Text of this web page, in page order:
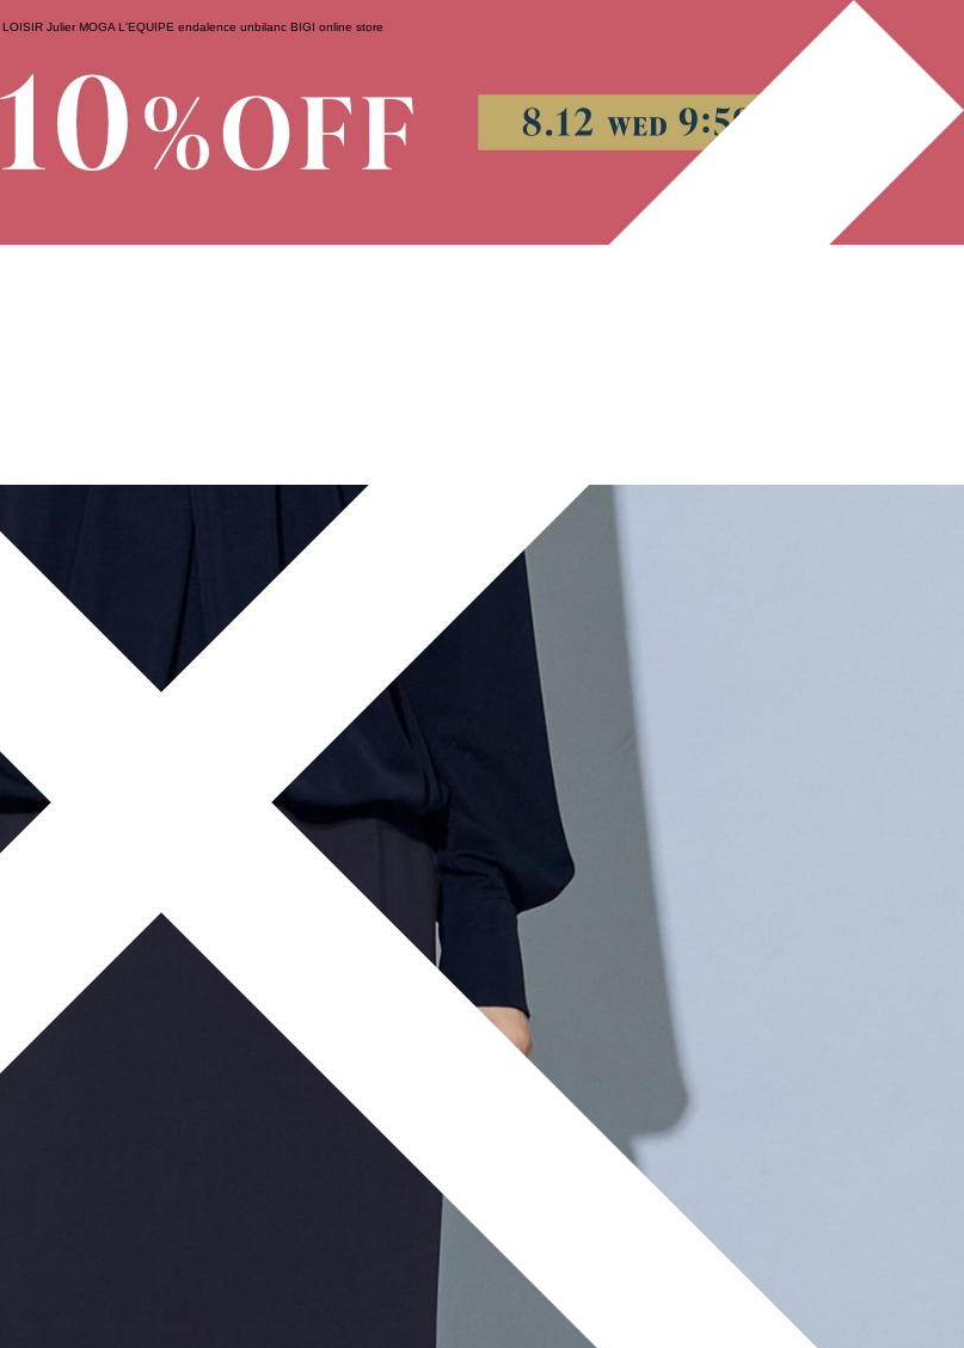
LOISIR Julier MOGA L'EQUIPE endalence unbilanc BIGI online store